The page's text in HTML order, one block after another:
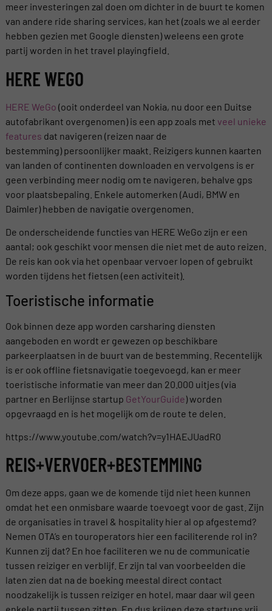
meer investeringen zal doen om dichter in de buurt te komen
van andere ride sharing services, kan het (zoals we al eerder
hebben gezien met Google diensten) weleens een grote
partij worden in het travel playingfield.
HERE WEGO
HERE WeGo (ooit onderdeel van Nokia, nu door een Duitse
autofabrikant overgenomen) is een app zoals met veel unieke
features dat navigeren (reizen naar de
bestemming) persoonlijker maakt. Reizigers kunnen kaarten
van landen of continenten downloaden en vervolgens is er
geen verbinding meer nodig om te navigeren, behalve gps
voor plaatsbepaling. Enkele automerken (Audi, BMW en
Daimler) hebben de navigatie overgenomen.
De onderscheidende functies van HERE WeGo zijn er een
aantal; ook geschikt voor mensen die niet met de auto reizen.
De reis kan ook via het openbaar vervoer lopen of gebruikt
worden tijdens het fietsen (een activiteit).
Toeristische informatie
Ook binnen deze app worden carsharing diensten
aangeboden en wordt er gewezen op beschikbare
parkeerplaatsen in de buurt van de bestemming. Recentelijk
is er ook offline fietsnavigatie toegevoegd, kan er meer
toeristische informatie van meer dan 20.000 uitjes (via
partner en Berlijnse startup GetYourGuide) worden
opgevraagd en is het mogelijk om de route te delen.
https://www.youtube.com/watch?v=y1HAEJUadR0
REIS+VERVOER+BESTEMMING
Om deze apps, gaan we de komende tijd niet heen kunnen
omdat het een onmisbare waarde toevoegt voor de gast. Zijn
de organisaties in travel & hospitality hier al op afgestemd?
Nemen OTA’s en touroperators hier een faciliterende rol in?
Kunnen zij dat? En hoe faciliteren we nu de communicatie
tussen reiziger en verblijf. Er zijn tal van voorbeelden die
laten zien dat na de boeking meestal direct contact
noodzakelijk is tussen reiziger en hotel, maar daar wil geen